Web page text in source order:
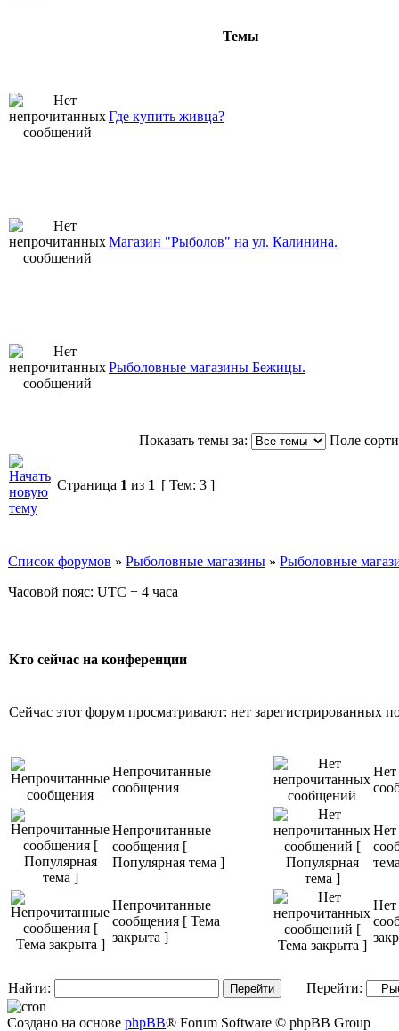
Темы
Где купить живца?
Магазин "Рыболов" на ул. Калинина.
Рыболовные магазины Бежицы.
Показать темы за: Поле
Страница 1 из 1 [ Тем: 3 ]
Список форумов » Рыболовные магазины » Рыболовные
Часовой пояс: UTC + 4 часа
Кто сейчас на конференции
Сейчас этот форум просматривают: нет зарегистрированных
Непрочитанные
сообщения
Нет
Непрочитанные
сообщения [
Популярная тема ]
Нет
Непрочитанные
сообщения [ Тема
закрыта ]
Нет
Найти: Перейти:
Создано на основе phpBB® Forum Software © phpBB Group